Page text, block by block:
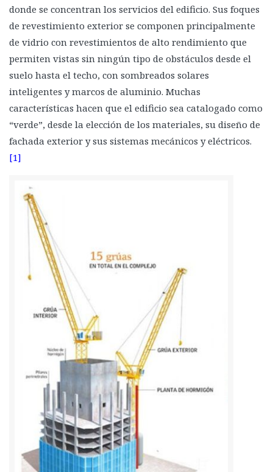
Torre Mayor
La Torre Taipei 101
La Gran Torre Santiago
donde se concentran los servicios del edificio. Sus foques
de revestimiento exterior se componen principalmente
de vidrio con revestimientos de alto rendimiento que
permiten vistas sin ningún tipo de obstáculos desde el
suelo hasta el techo, con sombreados solares
inteligentes y marcos de aluminio. Muchas
características hacen que el edificio sea catalogado como
“verde”, desde la elección de los materiales, su diseño de
fachada exterior y sus sistemas mecánicos y eléctricos.
[1]